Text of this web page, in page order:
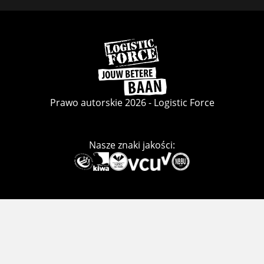
FacebookLinkedInInstagram
Wróć
do
strony
głównej
Prawo autorskie 2026 - Logistic Force
Nasze znaki jakości:
Deze
link
naar